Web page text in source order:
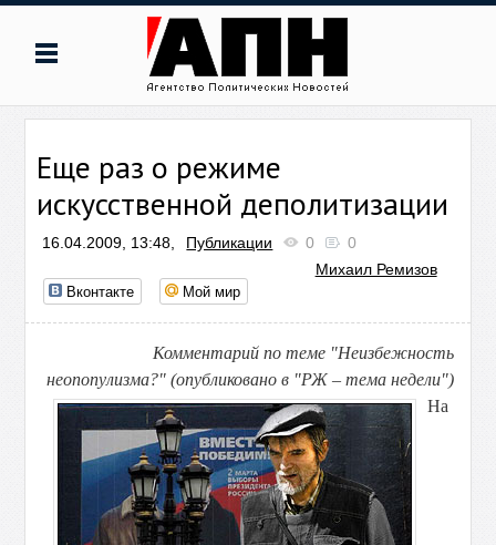
Еще раз о режиме
искусственной деполитизации
16.04.2009, 13:48, Публикации 0
0
Михаил Ремизов
Вконтакте Мой мир
Комментарий по теме "Неизбежность
неопопулизма?" (опубликовано в "РЖ – тема недели")
На